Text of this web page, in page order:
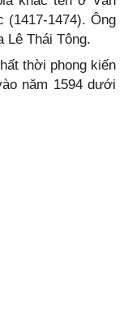
(1417-1474). Ông
Lê Thái Tông.
thời phong kiến
năm 1594 dưới